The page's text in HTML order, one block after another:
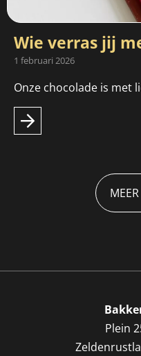
Wie verras jij
1 februari 2026
Onze chocolade is met
Plein